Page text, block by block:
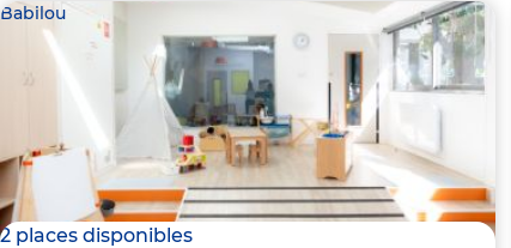
Babilou
2 places disponibles